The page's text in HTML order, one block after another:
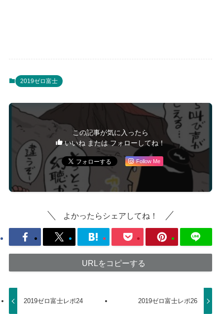
2019ゼロ富士
この記事が気に入ったら
いいね または フォローしてね！
Follow Me
よかったらシェアしてね！
URLをコピーする
2019ゼロ富士レポ24 2019ゼロ富士レポ26